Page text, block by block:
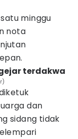
minggu
nota
terdakwa
dan
sidang tidak